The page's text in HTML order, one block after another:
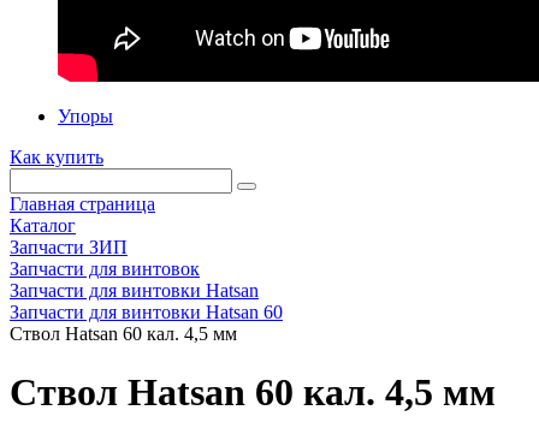
Упоры
Как купить
Главная страница
Каталог
Запчасти ЗИП
Запчасти для винтовок
Запчасти для винтовки Hatsan
Запчасти для винтовки Hatsan 60
Ствол Hatsan 60 кал. 4,5 мм
Ствол Hatsan 60 кал. 4,5 мм